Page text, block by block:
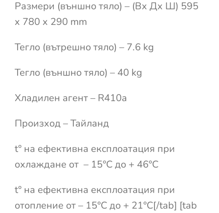
Размери (външно тяло) – (Вx Дx Ш) 595
x 780 x 290 mm
Тегло (вътрешно тяло) – 7.6 kg
Тегло (външно тяло) – 40 kg
Хладилен агент – R410a
Произход – Тайланд
t° на ефективна експлоатация при
охлаждане от – 15°С до + 46°С
t° на ефективна експлоатация при
отопление от – 15°С до + 21°С[/tab] [tab